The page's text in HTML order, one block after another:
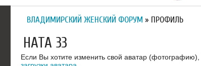
ВЛАДИМИРСКИЙ ЖЕНСКИЙ ФОРУМ » ПРОФИЛЬ
НАТА 33
Если Вы хотите изменить свой аватар